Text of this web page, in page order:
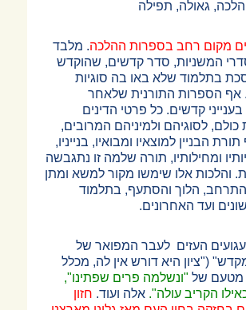
גאולה, תפילה
מקום רחב בספרות ההלכה. מלבד
המשניות, סדר קדשים, שהוקדש
בתלמוד שלא באו בה סוגיות
אף הספרות התורנית שלאחר
קדשים. כל פרטי הדינים
לסוגיהם ולמיניהם המרובים,
הבניין למוצאיו ומבואיו, בנייניו,
ומחילותיו, תורה שלמה זו נתגבשה
והלכות אלו שימשו מקור למשא ומתן
והתרחב, הלוך והסתעף, בתלמוד
ועד האחרונים.
העזים לעבר המפואר של
("ציון היא דורש אין לה, מכלל
מטעם של "ונשלמה פרים שפתינו",
הקריב עולה". אלה ועוד. חזון